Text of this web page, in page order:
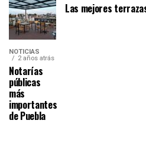
Las mejores
NOTICIAS
2 años atrás
Notarías
públicas
más
importantes
de Puebla